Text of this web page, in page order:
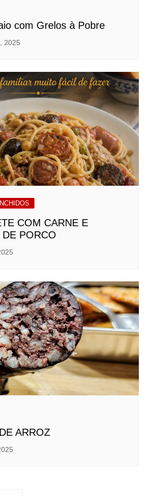
com Grelos à Pobre
2025
COM CARNE E
PORCO
ARROZ